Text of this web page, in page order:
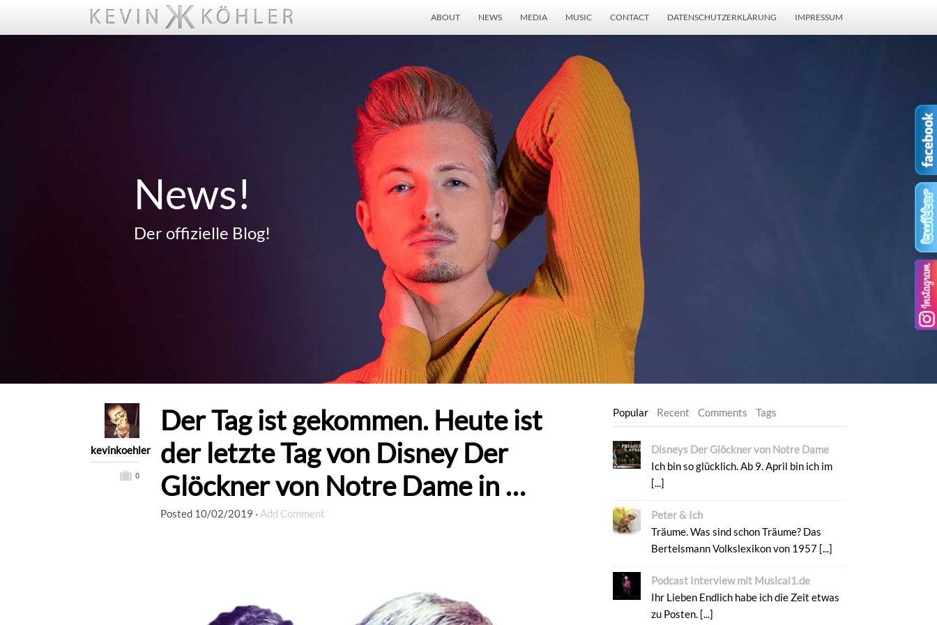
ABOUT NEWS MEDIA MUSIC CONTACT DATENSCHUTZERKLÄRUNG IMPRESSUM
News!
Der offizielle Blog!
kevinkoehler
0
Der Tag ist gekommen. Heute ist
der letzte Tag von Disney Der
Glöckner von Notre Dame in …
Posted 10/02/2019 · Add Comment
Popular Recent Comments Tags
Disneys Der Glöckner von Notre Dame
Ich bin so glücklich. Ab 9. April bin ich im
[...]
Peter & Ich
Träume. Was sind schon Träume? Das
Bertelsmann Volkslexikon von 1957 [...]
Podcast Interview mit Musical1.de
Ihr Lieben Endlich habe ich die Zeit etwas
zu Posten. [...]